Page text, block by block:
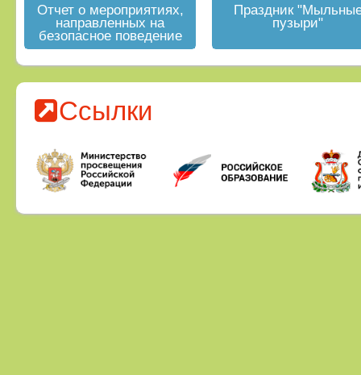
Отчет о мероприятиях,
направленных на
безопасное поведение
на водных объектах в
летний период
Праздник
пузыри"
Ссылки